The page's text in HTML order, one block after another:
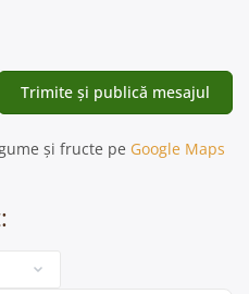
și fructe pe Google Maps